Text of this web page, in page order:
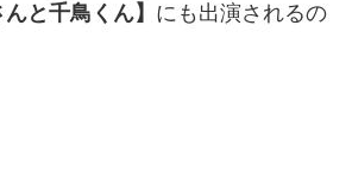
と千鳥くん】 にも出演されるの